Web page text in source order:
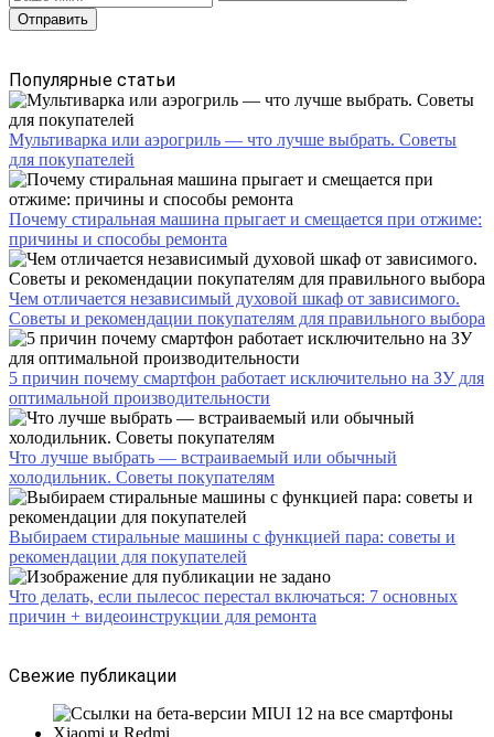
Популярные статьи
Мультиварка или аэрогриль — что лучше выбрать. Советы
для покупателей
Почему стиральная машина прыгает и смещается при отжиме:
причины и способы ремонта
Чем отличается независимый духовой шкаф от зависимого.
Советы и рекомендации покупателям для правильного выбора
5 причин почему смартфон работает исключительно на ЗУ для
оптимальной производительности
Что лучше выбрать — встраиваемый или обычный
холодильник. Советы покупателям
Выбираем стиральные машины с функцией пара: советы и
рекомендации для покупателей
Что делать, если пылесос перестал включаться: 7 основных
причин + видеоинструкции для ремонта
Свежие публикации